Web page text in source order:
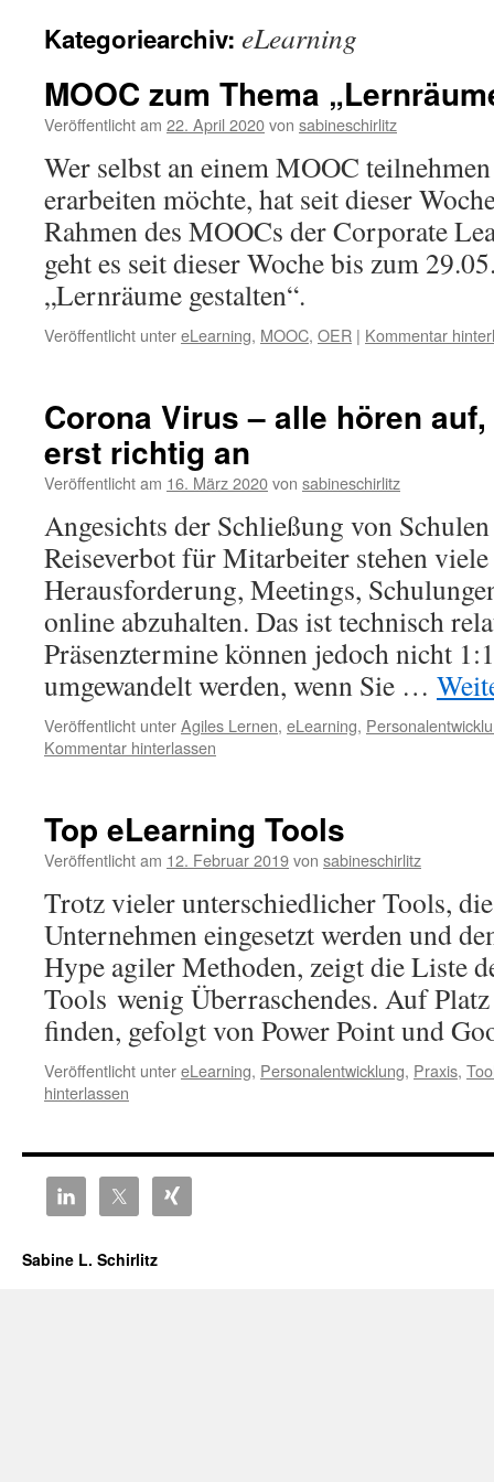
Kategoriearchiv: eLearning
MOOC zum Thema
Veröffentlicht am 22. April 2020von sabineschirlitz
Wer selbst an einem MOOC
erarbeiten möchte, hat seit dieser
Rahmen des MOOCs der Corporate
geht es seit dieser Woche bis zum
„Lernräume gestalten“.
Veröffentlicht untereLearning, MOOC, OER | Kommentar
Corona Virus – alle hören
erst richtig an
Veröffentlicht am 16. März 2020von sabineschirlitz
Angesichts der Schließung von
Reiseverbot für Mitarbeiter stehen
Herausforderung, Meetings,
online abzuhalten. Das ist technisch
Präsenztermine können jedoch nicht
umgewandelt werden, wenn Sie …
Veröffentlicht unterAgiles Lernen, eLearning,
Kommentar hinterlassen
Top eLearning Tools
Veröffentlicht am 12. Februar 2019von sabineschirlitz
Trotz vieler unterschiedlicher Tools,
Unternehmen eingesetzt werden und
Hype agiler Methoden, zeigt die Liste
Tools wenig Überraschendes. Auf
finden, gefolgt von Power Point und
Veröffentlicht untereLearning, Personalentwicklung, Praxis,
hinterlassen
Sabine L. Schirlitz